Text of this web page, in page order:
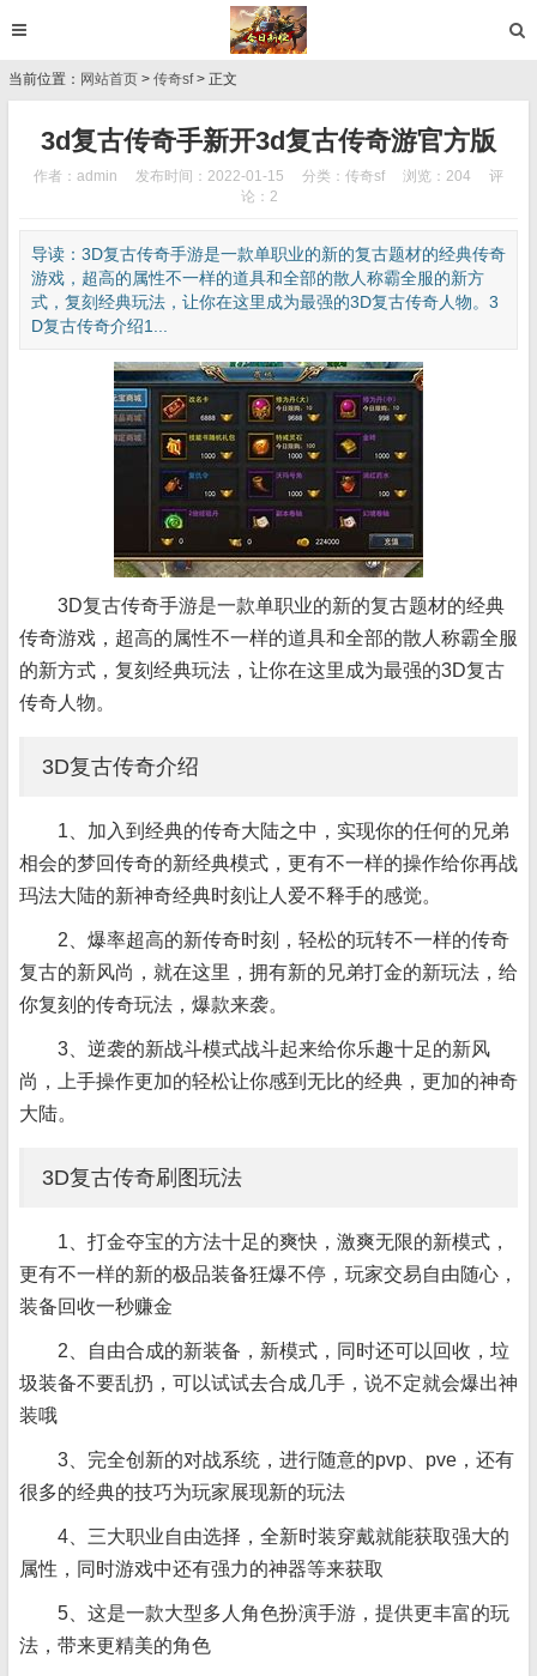
当前位置： 网站首页 > 传奇sf> 正文
3d复古传奇手新开3d复古传奇游官方版
作者：admin 发布时间：2022-01-15 分类： 传奇sf 浏览：204
评
论：2
导读：3D复古传奇手游是一款单职业的新的复古题材的经典传奇
游戏，超高的属性不一样的道具和全部的散人称霸全服的新方
式，复刻经典玩法，让你在这里成为最强的3D复古传奇人物。3
D复古传奇介绍1...
3D复古传奇手游是一款单职业的新的复古题材的经典
传奇游戏，超高的属性不一样的道具和全部的散人称霸全服
的新方式，复刻经典玩法，让你在这里成为最强的3D复古
传奇人物。
3D复古传奇介绍
1、加入到经典的传奇大陆之中，实现你的任何的兄弟
相会的梦回传奇的新经典模式，更有不一样的操作给你再战
玛法大陆的新神奇经典时刻让人爱不释手的感觉。
2、爆率超高的新传奇时刻，轻松的玩转不一样的传奇
复古的新风尚，就在这里，拥有新的兄弟打金的新玩法，给
你复刻的传奇玩法，爆款来袭。
3、逆袭的新战斗模式战斗起来给你乐趣十足的新风
尚，上手操作更加的轻松让你感到无比的经典，更加的神奇
大陆。
3D复古传奇刷图玩法
1、打金夺宝的方法十足的爽快，激爽无限的新模式，
更有不一样的新的极品装备狂爆不停，玩家交易自由随心，
装备回收一秒赚金
2、自由合成的新装备，新模式，同时还可以回收，垃
圾装备不要乱扔，可以试试去合成几手，说不定就会爆出神
装哦
3、完全创新的对战系统，进行随意的pvp、pve，还有
很多的经典的技巧为玩家展现新的玩法
4、三大职业自由选择，全新时装穿戴就能获取强大的
属性，同时游戏中还有强力的神器等来获取
5、这是一款大型多人角色扮演手游，提供更丰富的玩
法，带来更精美的角色